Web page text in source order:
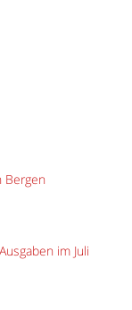
Bergen
im Juli